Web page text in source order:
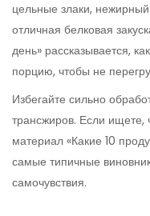
цельные злаки,
отличная белковая
день» рассказывается,
порцию, чтобы не
Избегайте сильно
трансжиров. Если ищете,
материал «Какие 10
самые типичные
самочувствия.